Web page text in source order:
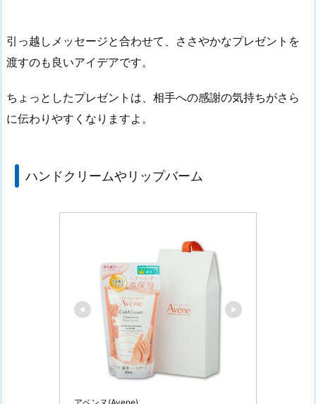
引っ越しメッセージと合わせて、ささやかなプレゼントを
渡すのも良いアイデアです。
ちょっとしたプレゼントは、相手への感謝の気持ちがさら
に伝わりやすくなりますよ。
ハンドクリームやリップバーム
アベンヌ(Avene)